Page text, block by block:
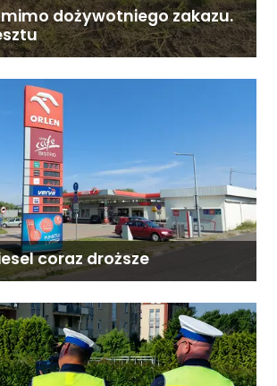
dożywotniego zakazu.
coraz droższe